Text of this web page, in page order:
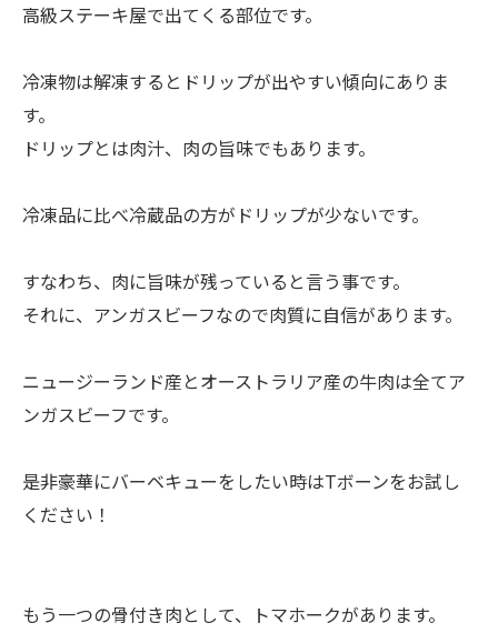
高級ステーキ屋で出てくる部位です。
冷凍物は解凍するとドリップが出やすい傾向にありま
す。
ドリップとは肉汁、肉の旨味でもあります。
冷凍品に比べ冷蔵品の方がドリップが少ないです。
すなわち、肉に旨味が残っていると言う事です。
それに、アンガスビーフなので肉質に自信があります。
ニュージーランド産とオーストラリア産の牛肉は全てア
ンガスビーフです。
是非豪華にバーベキューをしたい時はTボーンをお試し
ください！
もう一つの骨付き肉として、トマホークがあります。